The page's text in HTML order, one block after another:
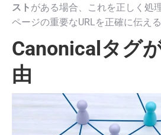
スト がある場合、これを正しく処
ページの重要なURLを正確に伝え
Canonicalタグ
由